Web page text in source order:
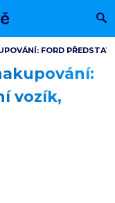
FORD
vozík,